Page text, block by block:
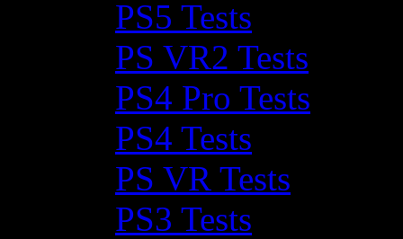
PS5 Tests
PS VR2 Tests
PS4 Pro Tests
PS4 Tests
PS VR Tests
PS3 Tests